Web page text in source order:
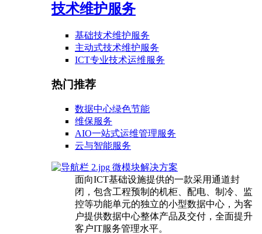
技术维护服务
基础技术维护服务
主动式技术维护服务
ICT专业技术运维服务
热门推荐
数据中心绿色节能
维保服务
AIO一站式运维管理服务
云与智能服务
微模块解决方案
面向ICT基础设施提供的一款采用通道封
闭，包含工程预制的机柜、配电、制冷、监
控等功能单元的独立的小型数据中心，为客
户提供数据中心整体产品及交付，全面提升
客户IT服务管理水平。